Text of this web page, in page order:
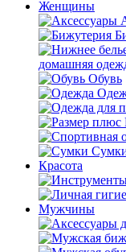
Женщины
домашняя
Обувь
Красота
Мужчины